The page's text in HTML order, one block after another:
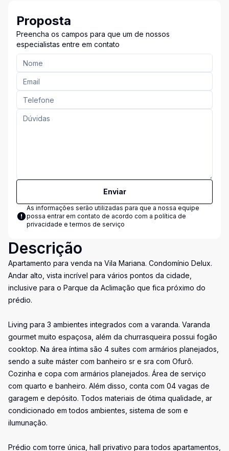
Proposta
Preencha os campos para que um de nossos
especialistas entre em contato
Enviar
As informações serão utilizadas para que a nossa equipe
possa entrar em contato de acordo com a política de
privacidade e termos de serviço
Descrição
Apartamento para venda na Vila Mariana. Condomínio Delux.
Andar alto, vista incrível para vários pontos da cidade,
inclusive para o Parque da Aclimação que fica próximo do
prédio.
Living para 3 ambientes integrados com a varanda. Varanda
gourmet muito espaçosa, além da churrasqueira possui fogão
cooktop. Na área íntima são 4 suítes com armários planejados,
sendo a suíte máster com banheiro sr e sra com Ofurô.
Cozinha e copa com armários planejados. Área de serviço
com quarto e banheiro. Além disso, conta com 04 vagas de
garagem e depósito. Todos materiais de ótima qualidade, ar
condicionado em todos ambientes, sistema de som e
ilumunação.
Prédio com torre única, hall privativo para todos apartamentos,